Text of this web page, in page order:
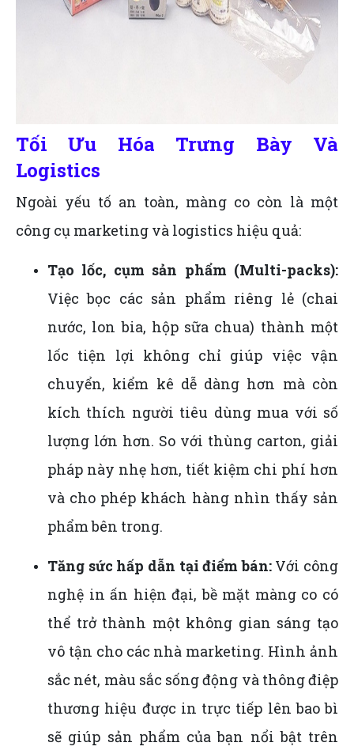
Tối Ưu Hóa Trưng Bày Và
Logistics
Ngoài yếu tố an toàn, màng co còn là một
công cụ marketing và logistics hiệu quả:
Tạo lốc, cụm sản phẩm (Multi-packs):
Việc bọc các sản phẩm riêng lẻ (chai
nước, lon bia, hộp sữa chua) thành một
lốc tiện lợi không chỉ giúp việc vận
chuyển, kiểm kê dễ dàng hơn mà còn
kích thích người tiêu dùng mua với số
lượng lớn hơn. So với thùng carton, giải
pháp này nhẹ hơn, tiết kiệm chi phí hơn
và cho phép khách hàng nhìn thấy sản
phẩm bên trong.
Tăng sức hấp dẫn tại điểm bán:Với công
nghệ in ấn hiện đại, bề mặt màng co có
thể trở thành một không gian sáng tạo
vô tận cho các nhà marketing. Hình ảnh
sắc nét, màu sắc sống động và thông điệp
thương hiệu được in trực tiếp lên bao bì
sẽ giúp sản phẩm của bạn nổi bật trên